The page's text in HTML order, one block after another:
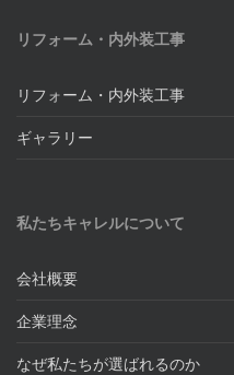
リフォーム・内外装工事
リフォーム・内外装工事
ギャラリー
私たちキャレルについて
会社概要
企業理念
なぜ私たちが選ばれるのか